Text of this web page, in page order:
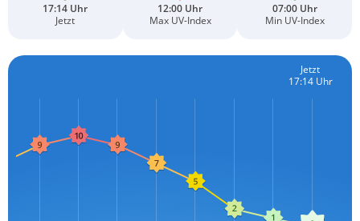
17:14 Uhr
Jetzt
12:00 Uhr
Max UV-Index
07:00 Uhr
Min UV-Index
Jetzt
17:14 Uhr